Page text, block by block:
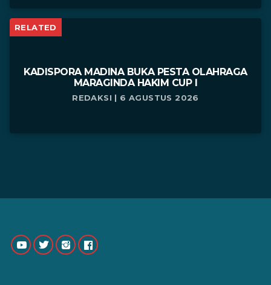
RELATED
KADISPORA MADINA BUKA PESTA OLAHRAGA
MARAGINDA HAKIM CUP I
REDAKSI | 6 AGUSTUS 2026